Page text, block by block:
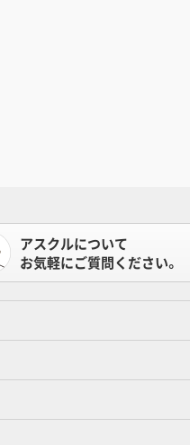
アスクルについて
お気軽にご質問ください。